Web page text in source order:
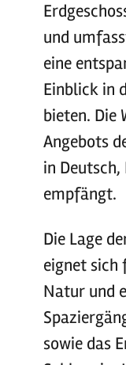
und
eine
Einblick in
bieten. Die
Angebots
in
empfängt.
Die Lage
eignet sich
Natur und
sowie das